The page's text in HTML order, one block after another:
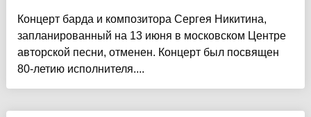
Концерт барда и композитора Сергея Никитина,
запланированный на 13 июня в московском Центре
авторской песни, отменен. Концерт был посвящен
80-летию исполнителя....